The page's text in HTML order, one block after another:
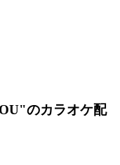
のカラオケ配